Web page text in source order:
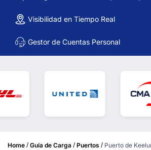
Visibilidad en Tiempo Real
Gestor de Cuentas Personal
Home / Guía de Carga / Puertos / Puerto de